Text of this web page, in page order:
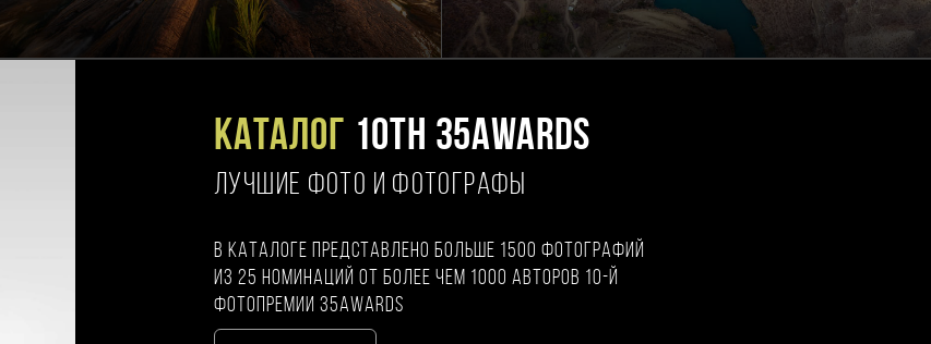
Каталог 10TH 35AWARDS
ЛУЧШИЕ ФОТО И ФОТОГРАФЫ
В каталоге представлено больше 1500 фотографий
из 25 номинаций от более чем 1000 авторов 10-й
фотопремии 35AWARDS